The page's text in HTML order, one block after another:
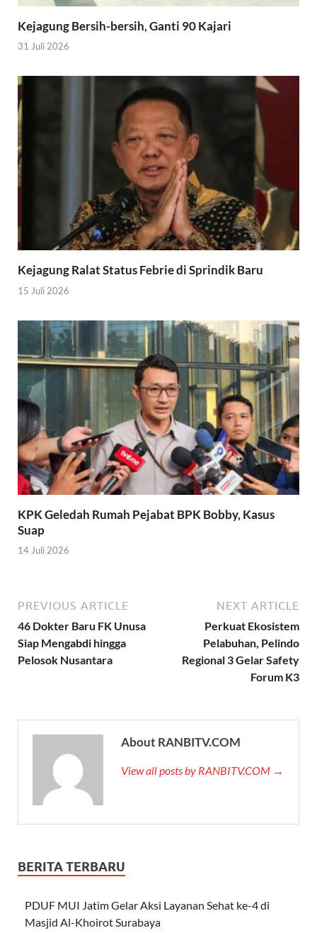
Kejagung Bersih-bersih, Ganti 90 Kajari
31 Juli 2026
Kejagung Ralat Status Febrie di Sprindik Baru
15 Juli 2026
KPK Geledah Rumah Pejabat BPK Bobby, Kasus
Suap
14 Juli 2026
PREVIOUS ARTICLE
46 Dokter Baru FK Unusa
Siap Mengabdi hingga
Pelosok Nusantara
NEXT ARTICLE
Perkuat Ekosistem
Pelabuhan, Pelindo
Regional 3 Gelar Safety
Forum K3
About RANBITV.COM
View all posts by RANBITV.COM →
BERITA TERBARU
PDUF MUI Jatim Gelar Aksi Layanan Sehat ke-4 di
Masjid Al-Khoirot Surabaya